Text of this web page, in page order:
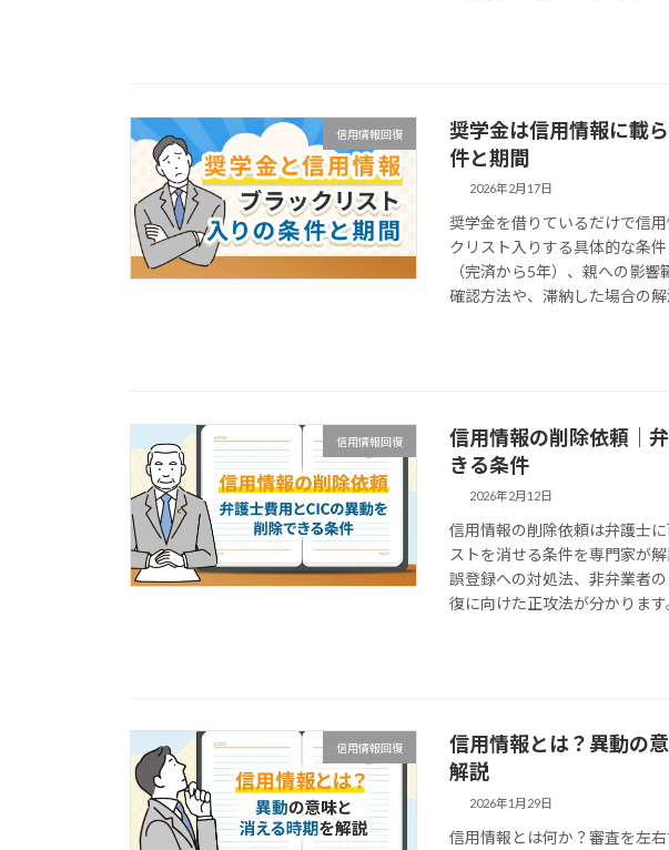
信用情報回復
奨学金は信用情報に載
件と期間
2026年2月17日
奨学金を借りているだけで信
クリスト入りする具体的な条
（完済から5年）、親への影
確認方法や、滞納した場合の解
信用情報回復
信用情報の削除依頼｜
きる条件
2026年2月12日
信用情報の削除依頼は弁護士
ストを消せる条件を専門家が
誤登録への対処法、非弁業者
復に向けた正攻法が分かります
信用情報回復
信用情報とは？異動の
解説
2026年1月29日
信用情報とは何か？審査を左